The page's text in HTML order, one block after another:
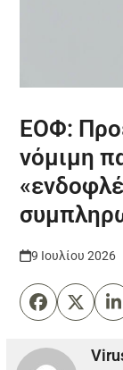
ΕΟΦ:
νόμιμη
9 Ιουλίου 2026